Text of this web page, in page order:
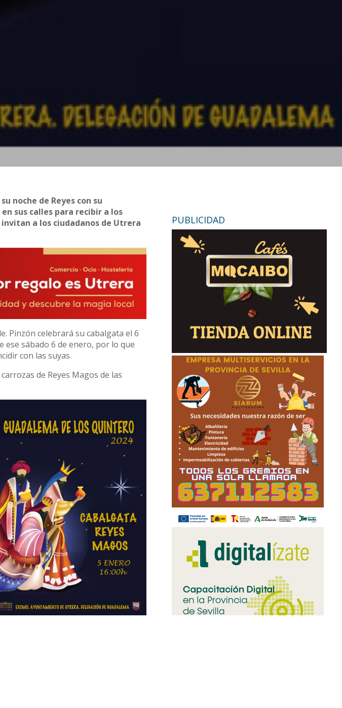
noche de Reyes con su
sus calles para recibir a los
a los ciudadanos de Utrera
Pinzón celebrará su cabalgata el 6
ese sábado 6 de enero, por lo que
con las suyas.
de Reyes Magos de las
PUBLICIDAD